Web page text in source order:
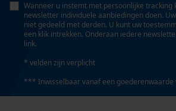
Automatische kettingsmering
Nee
Eigenschap
lager risico op terugslag, ongevoelig
Wanneer u instemt met persoonlijke tracking
newsletter individuele aanbiedingen doen.
niet gedeeld met derden. U kunt uw
een klik intrekken. Onderaan iedere
link.
* velden zijn verplicht
*** Inwisselbaar vanaf een goederenwaarde
Marketing Cookies
Google Global Site Tag